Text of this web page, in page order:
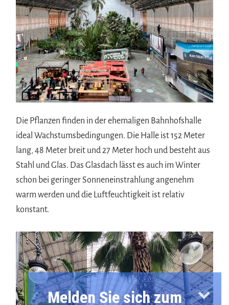
Die Pflanzen finden in der ehemaligen Bahnhofshalle
ideal Wachstumsbedingungen. Die Halle ist 152 Meter
lang, 48 Meter breit und 27 Meter hoch und besteht aus
Stahl und Glas. Das Glasdach lässt es auch im Winter
schon bei geringer Sonneneinstrahlung angenehm
warm werden und die Luftfeuchtigkeit ist relativ
konstant.
Melden Sie sich zum